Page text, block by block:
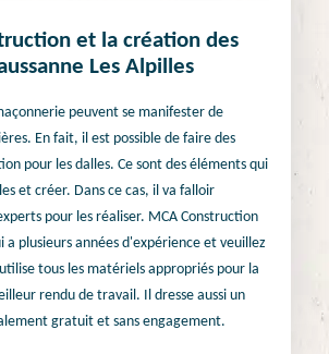
et la création des
Les Alpilles
peuvent se manifester de
En fait, il est possible de faire des
pour les dalles. Ce sont des éléments qui
et créer. Dans ce cas, il va falloir
pour les réaliser. MCA Construction
a plusieurs années d'expérience et veuillez
tous les matériels appropriés pour la
rendu de travail. Il dresse aussi un
gratuit et sans engagement.